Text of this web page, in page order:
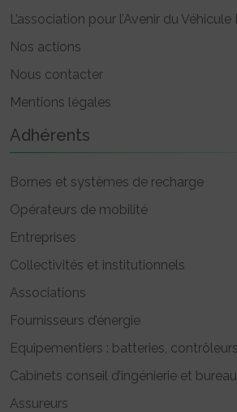
L’association pour l’Avenir du
Nos actions
Nous contacter
Mentions légales
Adhérents
Bornes et systèmes de recharge
Opérateurs de mobilité
Entreprises
Collectivités et institutionnels
Associations
Fournisseurs d’énergie
Equipementiers : batteries,
Cabinets conseil d’ingénierie et
Assureurs